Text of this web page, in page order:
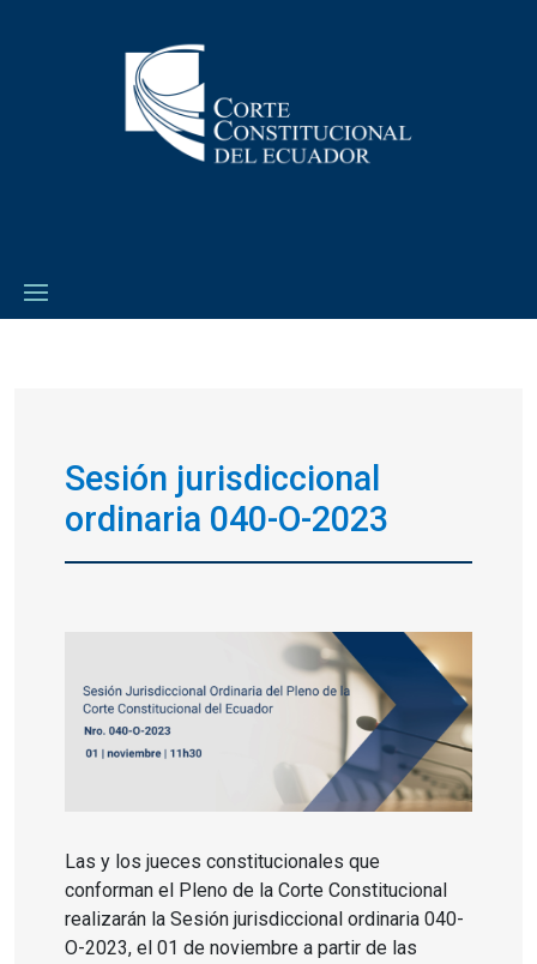
Sesión jurisdiccional
ordinaria 040-O-2023
Las y los jueces constitucionales que
conforman el Pleno de la Corte Constitucional
realizarán la Sesión jurisdiccional ordinaria 040-
O-2023, el 01 de noviembre a partir de las